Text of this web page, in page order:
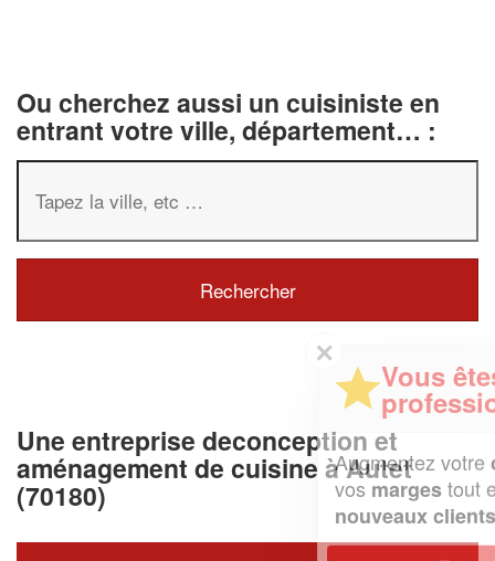
Ou cherchez aussi un cuisiniste en
entrant votre ville, département… :
Une entreprise deconception et
aménagement de cuisine à Autet
(70180)
Vous êtes un
professionnel ?
Augmentez votrechiffre d'affaireset
vos
tout en gagnant de